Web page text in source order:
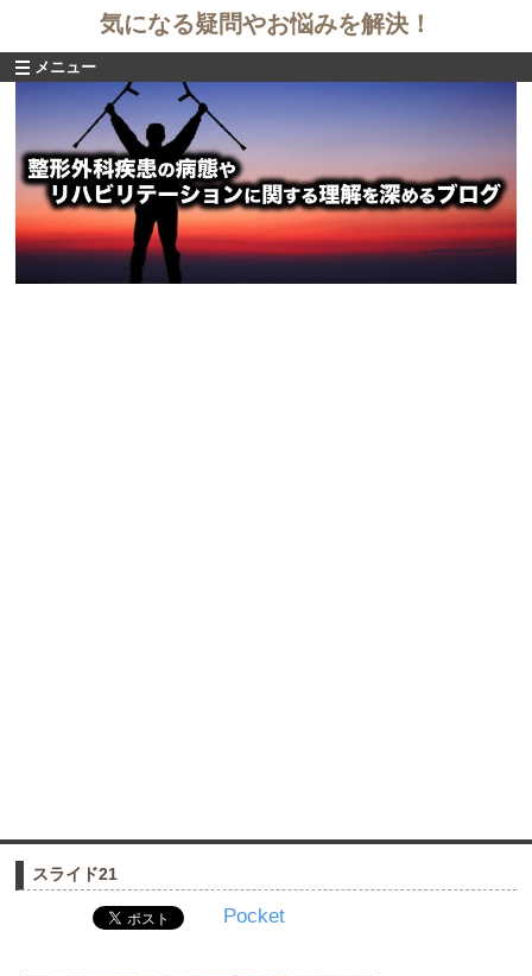
気になる疑問やお悩みを解決！
メニュー
スライド21
Pocket